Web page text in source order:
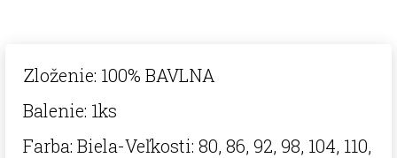
Zloženie: 100% BAVLNA
Balenie: 1ks
Farba: Biela-Veľkosti: 80, 86, 92, 98, 104, 110,